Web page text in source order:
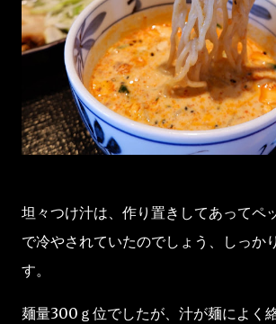
坦々つけ汁は、作り置きしてあってペ
で冷やされていたのでしょう、しっか
す。
麺量300ｇ位でしたが、汁が麺によく